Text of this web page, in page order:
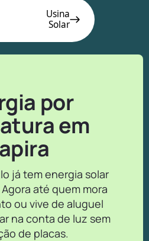
Usina
Solar
por
em
já tem energia solar
até quem mora
ou vive de aluguel
na conta de luz sem
de placas.